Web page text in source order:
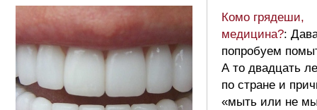
Комо грядеши,
медицина?:
попробуем
А то двадцать
по стране и
«мыть или не